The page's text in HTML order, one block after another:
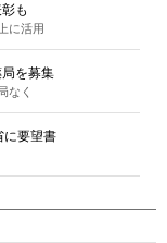
も
に活用
を募集
なく
に要望書